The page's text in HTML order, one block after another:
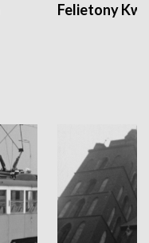
Felietony